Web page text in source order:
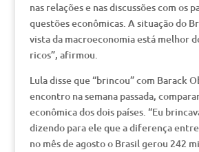
nas relações e nas discussões com os
questões econômicas. A situação do
vista da macroeconomia está melhor
ricos”, afirmou.
Lula disse que “brincou” com Barack
encontro na semana passada,
econômica dos dois países. “Eu
dizendo para ele que a diferença
no mês de agosto o Brasil gerou 242